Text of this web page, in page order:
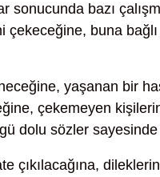
sonucunda bazı
buna
yaşanan bir
çekemeyen kişilerin
dolu sözler
çıkılacağına,